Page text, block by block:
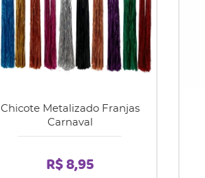
Chicote Metalizado Franjas
Carnaval
R$ 8,95